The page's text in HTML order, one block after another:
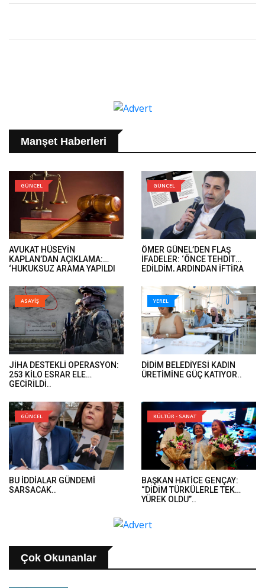
Manşet Haberleri
GÜNCEL
AVUKAT HÜSEYİN
KAPLAN’DAN AÇIKLAMA:
‘HUKUKSUZ ARAMA YAPILDI
DOSYALARINA EL KONULDU’..
GÜNCEL
ÖMER GÜNEL’DEN FLAŞ
İFADELER: ‘ÖNCE TEHDİT
EDİLDİM, ARDINDAN İFTİRA
ASAYİŞ
JİHA DESTEKLİ OPERASYON:
253 KİLO ESRAR ELE
GEÇİRİLDİ..
YEREL
DİDİM BELEDİYESİ KADIN
ÜRETİMİNE GÜÇ KATIYOR..
GÜNCEL
BU İDDİALAR GÜNDEMİ
SARSACAK..
KÜLTÜR - SANAT
BAŞKAN HATİCE GENÇAY:
“DİDİM TÜRKÜLERLE TEK
YÜREK OLDU”..
Çok Okunanlar